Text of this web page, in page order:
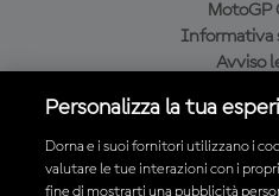
MotoGP
Informativa
Avviso
Condizioni
Personalizza la tua
Dorna e i suoi fornitori utilizzano i
valutare le tue interazioni con i
fine di mostrarti una pubblicità